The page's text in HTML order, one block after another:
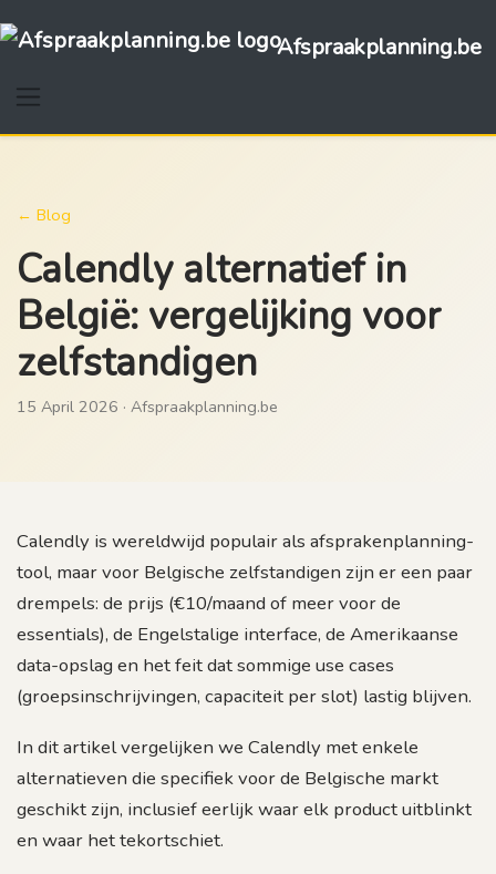
Afspraakplanning.be
← Blog
Calendly alternatief in
België: vergelijking voor
zelfstandigen
15 April 2026 · Afspraakplanning.be
Calendly is wereldwijd populair als afsprakenplanning-
tool, maar voor Belgische zelfstandigen zijn er een paar
drempels: de prijs (€10/maand of meer voor de
essentials), de Engelstalige interface, de Amerikaanse
data-opslag en het feit dat sommige use cases
(groepsinschrijvingen, capaciteit per slot) lastig blijven.
In dit artikel vergelijken we Calendly met enkele
alternatieven die specifiek voor de Belgische markt
geschikt zijn, inclusief eerlijk waar elk product uitblinkt
en waar het tekortschiet.